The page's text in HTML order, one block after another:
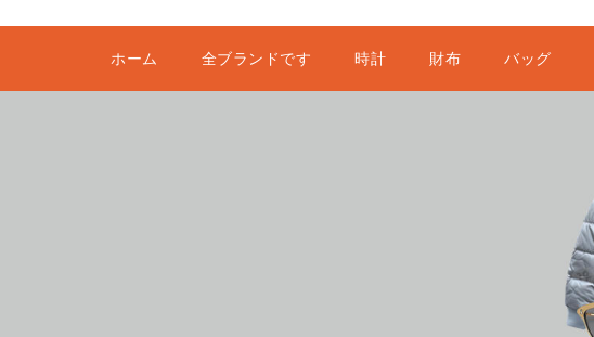
ホーム 全ブランドです 時計 財布 バッグ